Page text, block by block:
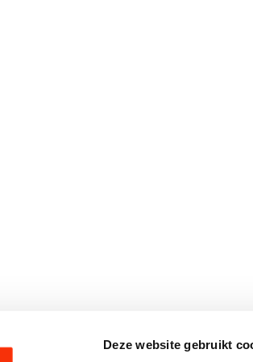
Deze website gebruikt